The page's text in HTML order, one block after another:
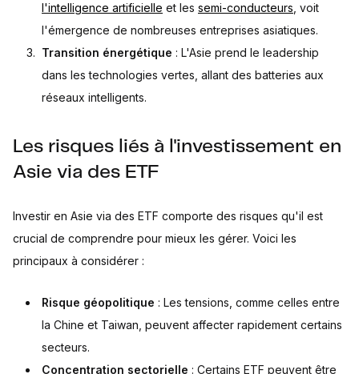
l'intelligence artificielle et les semi-conducteurs , voit
l'émergence de nombreuses entreprises asiatiques.
Transition énergétique : L'Asie prend le leadership
dans les technologies vertes, allant des batteries aux
réseaux intelligents.
Les risques liés à l'investissement en
Asie via des ETF
Investir en Asie via des ETF comporte des risques qu'il est
crucial de comprendre pour mieux les gérer. Voici les
principaux à considérer :
Risque géopolitique : Les tensions, comme celles entre
la Chine et Taiwan, peuvent affecter rapidement certains
secteurs.
Concentration sectorielle : Certains ETF peuvent être